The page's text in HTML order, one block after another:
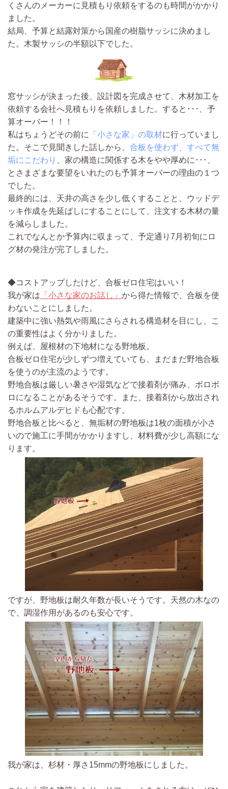
くさんのメーカーに見積もり依頼をするのも時間がかかり
ました。
結局、 予算と結露対策から国産の樹脂サッシに決めまし
た。 木製サッシの半額以下でした。
窓サッシが決まった後、 設計図を完成させて、木材加工を
依頼する会社へ見積もりを依頼しました。 すると･･･、 予
算オーバー！！！
私はちょうどその前に
「小さな家」の取材に行っていまし
た。そこで見聞きした話しから、 合板を使わず、すべて無
垢にこだわり
、家の構造に関係する木をやや厚めに･･･、
とさまざまな要望をいれたのも予算オーバーの理由の１つ
でした。
最終的には、天井の高さを少し低くすることと、ウッドデ
ッキ作成を先延ばしにすることにして、 注文する木材の量
を減らし ました。
これでなんとか予算内に収まって、予定通り7月初旬にロ
グ材の発注が完了しました。
◆コストアップしたけど、合板ゼロ住宅はいい！
我が家は 「小さな家のお話し」 から得た情報で、合板を使
わないことにしました。
建築中に強い熱気や雨風にさらされる構造材を目にし、こ
の重要性はよく分かりました。
例えば、屋根材の下地材になる野地板。
合板ゼロ住宅が少しずつ増えていても、まだまだ野地合板
を使うのが主流のようです。
野地合板は厳しい暑さや湿気などで接着剤が痛み、ボロボ
ロになることがあるそうです。また、接着剤から放出され
るホルムアルデヒドも心配です。
野地合板と比べると、無垢材の野地板は1枚の面積が小さ
いので施工に手間がかかり ますし、 材料費が少し高額にな
ります。
ですが、野地板は耐久年数が長いそう です。天然の木なの
で、調湿作用があるのも安心です。
我が家は、 杉材・厚さ15mmの野地板にしました。